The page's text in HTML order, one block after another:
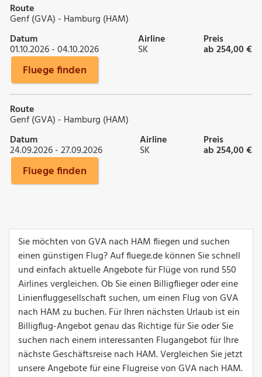
Route
Genf (GVA) - Hamburg (HAM)
Datum
01.10.2026 - 04.10.2026
Airline
SK
Preis
ab 254,00 €
Fluege finden
Route
Genf (GVA) - Hamburg (HAM)
Datum
24.09.2026 - 27.09.2026
Airline
SK
Preis
ab 254,00 €
Fluege finden
Sie möchten von GVA nach HAM fliegen und suchen
einen günstigen Flug? Auf fluege.de können Sie schnell
und einfach aktuelle Angebote für Flüge von rund 550
Airlines vergleichen. Ob Sie einen Billigflieger oder eine
Linienfluggesellschaft suchen, um einen Flug von GVA
nach HAM zu buchen. Für Ihren nächsten Urlaub ist ein
Billigflug-Angebot genau das Richtige für Sie oder Sie
suchen nach einem interessanten Flugangebot für Ihre
nächste Geschäftsreise nach HAM. Vergleichen Sie jetzt
unsere Angebote für eine Flugreise von GVA nach HAM.